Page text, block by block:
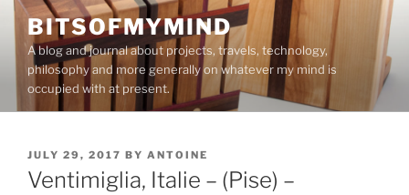
Skip
content
BITSOFMYMIND
A blog and journal about projects, travels, technology,
philosophy and more generally on whatever my mind is
occupied with at present.
POSTED
ON
JULY 29, 2017 BY ANTOINE
Ventimiglia, Italie – (Pise) –